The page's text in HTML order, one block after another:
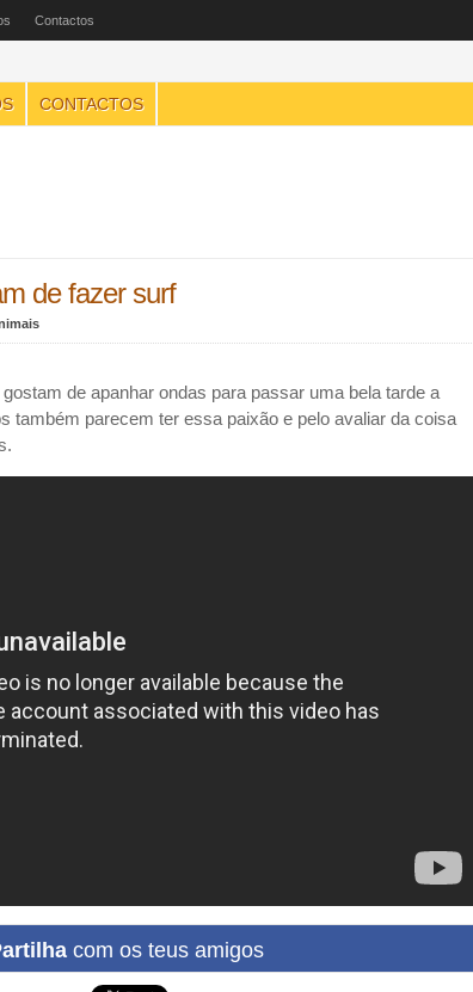
Contactos
CONTACTOS
de fazer surf
de apanhar ondas para passar uma bela tarde a
também parecem ter essa paixão e pelo avaliar da coisa
com os teus amigos